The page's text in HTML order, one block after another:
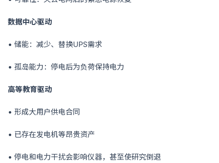
数据中心驱动
• 储能：减少、替换UPS需求
• 孤岛能力：停电后为负荷保持电力
高等教育驱动
• 形成大用户供电合同
• 已存在发电机等昂贵资产
• 停电和电力干扰会影响仪器，甚至使研究倒退